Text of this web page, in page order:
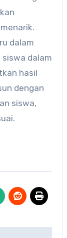
dalam
dalam
hasil
dengan
siswa,